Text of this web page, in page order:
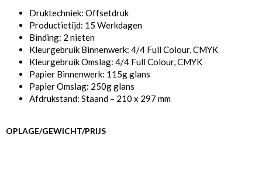
Druktechniek: Offsetdruk
Productietijd: 15 Werkdagen
Binding: 2 nieten
Kleurgebruik Binnenwerk: 4/4 Full Colour, CMYK
Kleurgebruik Omslag: 4/4 Full Colour, CMYK
Papier Binnenwerk: 115g glans
Papier Omslag: 250g glans
Afdrukstand: Staand – 210 x 297 mm
OPLAGE/GEWICHT/PRIJS